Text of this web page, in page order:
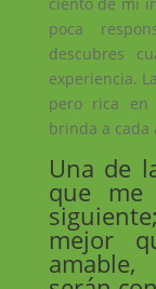
poca
descubres
experiencia.
pero rica en
brinda a cada
Una de
que
mejor